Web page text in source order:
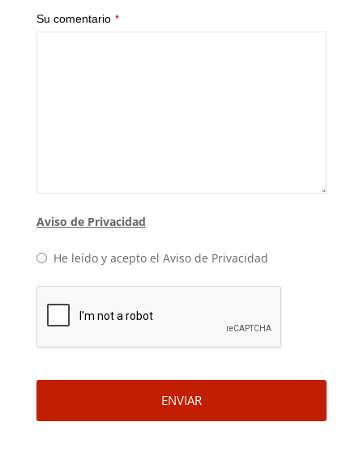
Su comentario *
Aviso de Privacidad
He leído y acepto el Aviso de Privacidad
ENVIAR